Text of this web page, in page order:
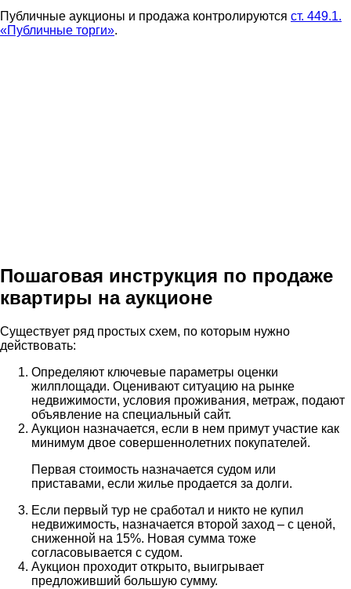
Публичные аукционы и продажа контролируются ст. 449.1.
«Публичные торги».
Пошаговая инструкция по продаже
квартиры на аукционе
Существует ряд простых схем, по которым нужно
действовать:
Определяют ключевые параметры оценки
жилплощади. Оценивают ситуацию на рынке
недвижимости, условия проживания, метраж, подают
объявление на специальный сайт.
Аукцион назначается, если в нем примут участие как
минимум двое совершеннолетних покупателей.
Первая стоимость назначается судом или
приставами, если жилье продается за долги.
Если первый тур не сработал и никто не купил
недвижимость, назначается второй заход – с ценой,
сниженной на 15%. Новая сумма тоже
согласовывается с судом.
Аукцион проходит открыто, выигрывает
предложивший большую сумму.